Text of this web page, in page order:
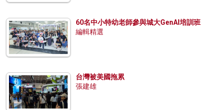
60名中小特幼老師參與城大GenAI培訓班
編輯精選
台灣被美國拖累
張建雄